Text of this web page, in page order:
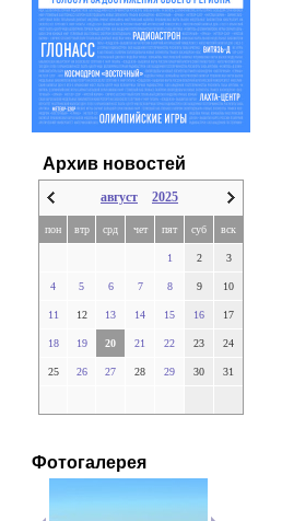
Архив новостей
август 2025
пон втр срд чет пят суб вск
1 2 3
4 5 6 7 8 9 10
11 12 13 14 15 16 17
18 19 20 21 22 23 24
25 26 27 28 29 30 31
Фотогалерея